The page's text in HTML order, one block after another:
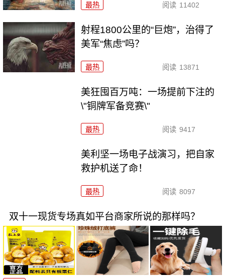
最热 阅读 11402
射程1800公里的“巨炮”，治得了
美军“焦虑”吗？
最热 阅读 13871
美狂囤百万吨：一场提前下注的
\"铜牌军备竞赛\"
最热 阅读 9417
美利坚一场电子战演习，把自家
救护机送了命！
最热 阅读 8097
双十一现货专场真如平台商家所说的那样吗？